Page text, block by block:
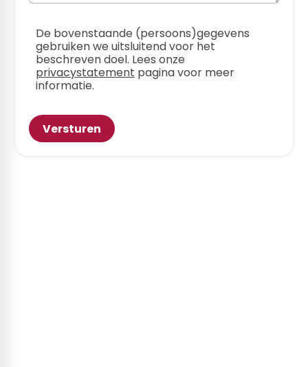
De bovenstaande (persoons)gegevens
gebruiken we uitsluitend voor het
beschreven doel. Lees onze
privacystatement pagina voor meer
informatie.
Versturen